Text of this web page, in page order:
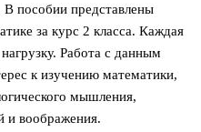
В пособии представлены
за курс 2 класса. Каждая
Работа с данным
к изучению математики,
мышления,
и воображения.